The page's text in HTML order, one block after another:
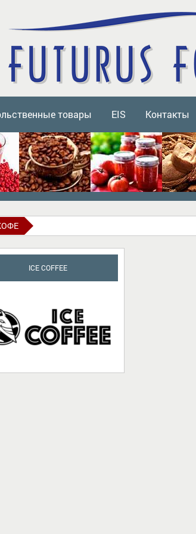
товары EIS Контакты
ICE COFFEE